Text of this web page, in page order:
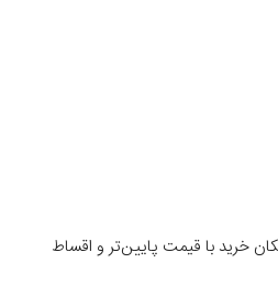
خرید با قیمت پایین‌تر و اقساط